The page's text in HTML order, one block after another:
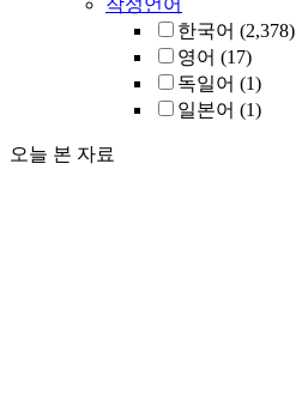
작성언어
한국어 (2,378)
영어 (17)
독일어 (1)
일본어 (1)
오늘 본 자료